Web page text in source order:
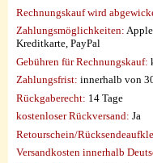
Rechnungskauf wird
Zahlungsmöglichkeiten:
Kreditkarte, PayPal
Gebühren für Rechnungskauf:
Zahlungsfrist: innerhalb von
Rückgaberecht: 14 Tage
kostenloser Rückversand: Ja
Retourschein/
Versandkosten innerhalb